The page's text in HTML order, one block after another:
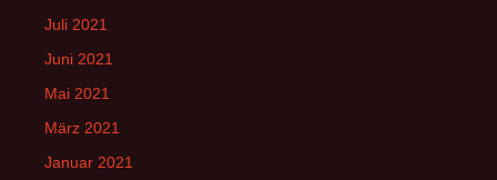
Juli 2021
Juni 2021
Mai 2021
März 2021
Januar 2021